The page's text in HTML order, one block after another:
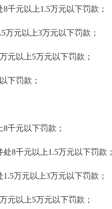
元以上1.5万元以下罚款；
元以上3万元以下罚款；
以上5万元以下罚款；
下罚款；
元以下罚款；
8千元以上1.5万元以下罚款；
万元以上3万元以下罚款；
以上5万元以下罚款；